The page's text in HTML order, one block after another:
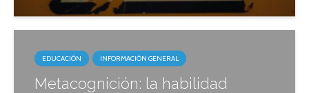
EDUCACIÓN INFORMACIÓN GENERAL
Metacognición: la habilidad